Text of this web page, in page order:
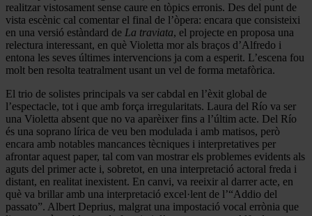
realitzar vistosament sense caure en tòpics erronis. Des del punt de
vista escènic cal comentar el final de l’òpera: encara que consisteixi
en una versió estàndard de La traviata, el projecte en proposa una
relectura interessant, en què Violetta mor als braços d’Alfredo i
entona les seves últimes intervencions ja com a esperit. L’escena fou
molt ben resolta teatralment usant un vel de forma metafòrica.
El trio de solistes principals va ser cabdal en l’èxit global de
l’espectacle, tot i que amb força irregularitats. Laura del Río va ser
una Violetta absent que no va aparèixer fins a l’últim acte. Del Río
és una soprano lírica de veu ben modulada i amb matisos, però
encara amb notables mancances tècniques i interpretatives per
afrontar aquest paper, tal com van mostrar els problemes evidents als
aguts del primer acte i, sobretot, en una interpretació actoral freda i
distant, en realitat inexistent. En canvi, va reeixir al darrer acte, en
què va brillar amb una interpretació excel·lent de l’“Addio del
passato”. Albert Deprius, malgrat una impostació vocal errònia que